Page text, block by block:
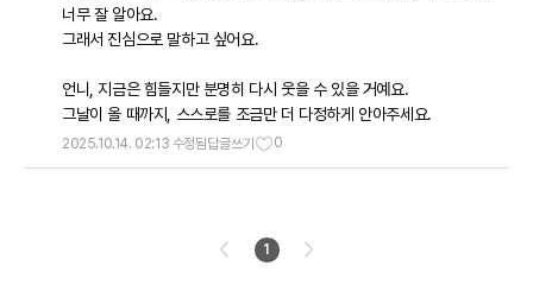
너무 잘 알아요.
그래서 진심으로 말하고 싶어요.
언니, 지금은 힘들지만 분명히 다시 웃을 수 있을 거예요.
그날이 올 때까지, 스스로를 조금만 더 다정하게 안아주세요.
2025.10.14. 02:13 수정됨답글쓰기 0
1